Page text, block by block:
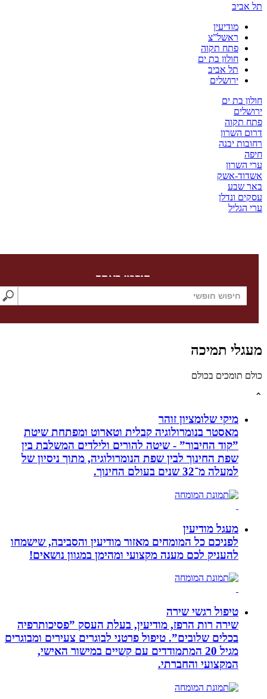
מודיעין
ראשל”צ
פתח תקוה
חולון בת ים
תל אביב
ירושלים
בת ים
יבנה
אשק
ונדלן
חיפוש באתר
תמיכה
בכולם
מיקי שלומציון זוהר
מאסטר בנומרולוגיה קבלית וטארוט ומפתחת שיטת
”קוד החיבור” - שיטה להורים ולילדים המשלבת בין
שפת החינוך לבין שפת הנומרולוגיה, מתוך ניסיון של
למעלה מ־32 שנים בעולם החינוך.
מעגל מודיעין
לפניכם כל המומחים מאזור מודיעין והסביבה, שישמחו
להעניק לכם מענה מקצועי ומהימן במגוון נושאים!
טיפול רגשי שירה
שירה רות הרפז, מודיעין, בעלת העסק ”פסיכותרפיה
בכלים שלובים”. טיפול פרטני לבוגרים צעירים ומבוגרים
מגיל 20 המתמודדים עם קשיים במישור האישי,
המקצועי והחברתי.